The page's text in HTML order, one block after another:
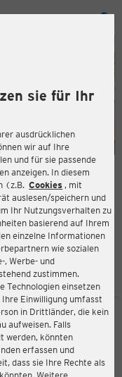
sie für Ihr
ausdrücklichen
wir auf Ihre
und für sie passende
anzeigen. In diesem
(z.B. Cookies , mit
auslesen/speichern und
Ihr Nutzungsverhalten zu
basierend auf Ihrem
einzelne Informationen
wie sozialen
, Werbe- und
zustimmen.
Technologien einsetzen
Einwilligung umfasst
in Drittländer, die kein
aufweisen. Falls
werden, könnten
erfassen und
dass sie Ihre Rechte als
6